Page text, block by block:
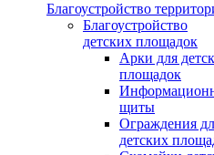
Благоустройство
Благоустройство
детских площадок
Арки для
площадок
щиты
Ограждения
детских